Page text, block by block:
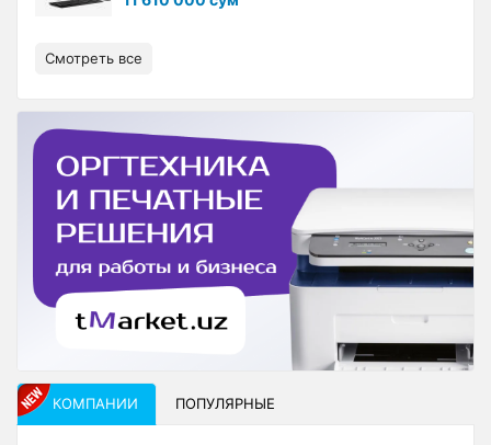
Смотреть все
КОМПАНИИ ПОПУЛЯРНЫЕ